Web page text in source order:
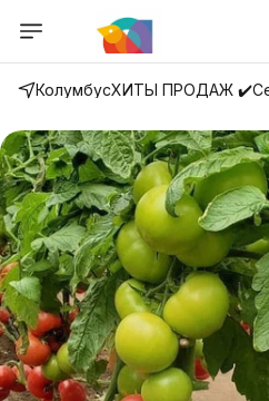
КолумбусХИТЫ ПРОДАЖ ✔️